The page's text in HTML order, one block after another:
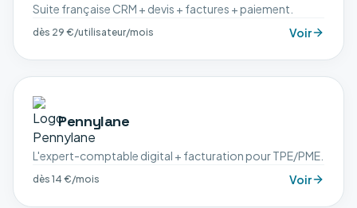
Suite française CRM + devis + factures + paiement.
dès 29 €/utilisateur/mois Voir
Pennylane
L'expert-comptable digital + facturation pour TPE/PME.
dès 14 €/mois Voir